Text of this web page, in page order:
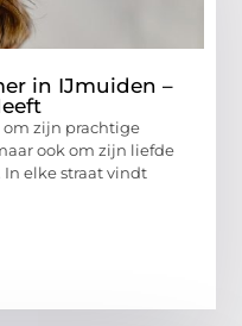
in IJmuiden –
zijn prachtige
ook om zijn liefde
In elke straat vindt